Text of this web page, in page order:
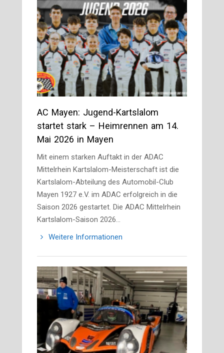
AC Mayen: Jugend-Kartslalom
startet stark – Heimrennen am 14.
Mai 2026 in Mayen
Mit einem starken Auftakt in der ADAC
Mittelrhein Kartslalom-Meisterschaft ist die
Kartslalom-Abteilung des Automobil-Club
Mayen 1927 e.V. im ADAC erfolgreich in die
Saison 2026 gestartet. Die ADAC Mittelrhein
Kartslalom-Saison 2026…
Weitere Informationen